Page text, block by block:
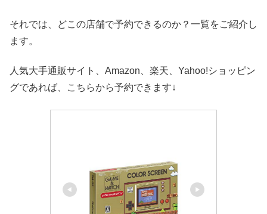
それでは、どこの店舗で予約できるのか？一覧をご紹介し
ます。
人気大手通販サイト、Amazon、楽天、Yahoo!ショッピン
グであれば、こちらから予約できます↓